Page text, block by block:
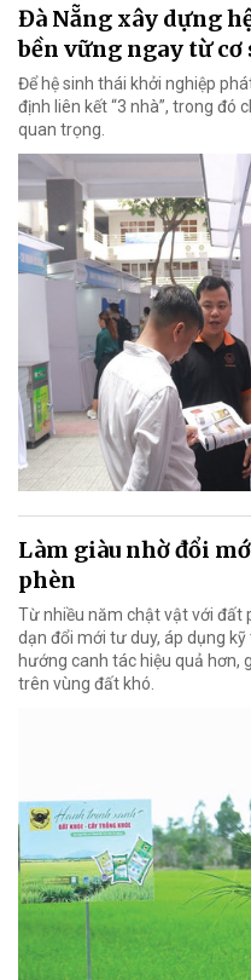
Đà Nẵng xây dựng
bền vững ngay từ cơ
Để hệ sinh thái khởi nghiệp
định liên kết “3 nhà”, trong đó
quan trọng.
Làm giàu nhờ đổi
phèn
Từ nhiều năm chật vật với đất
dạn đổi mới tư duy, áp dụng
hướng canh tác hiệu quả hơn,
trên vùng đất khó.